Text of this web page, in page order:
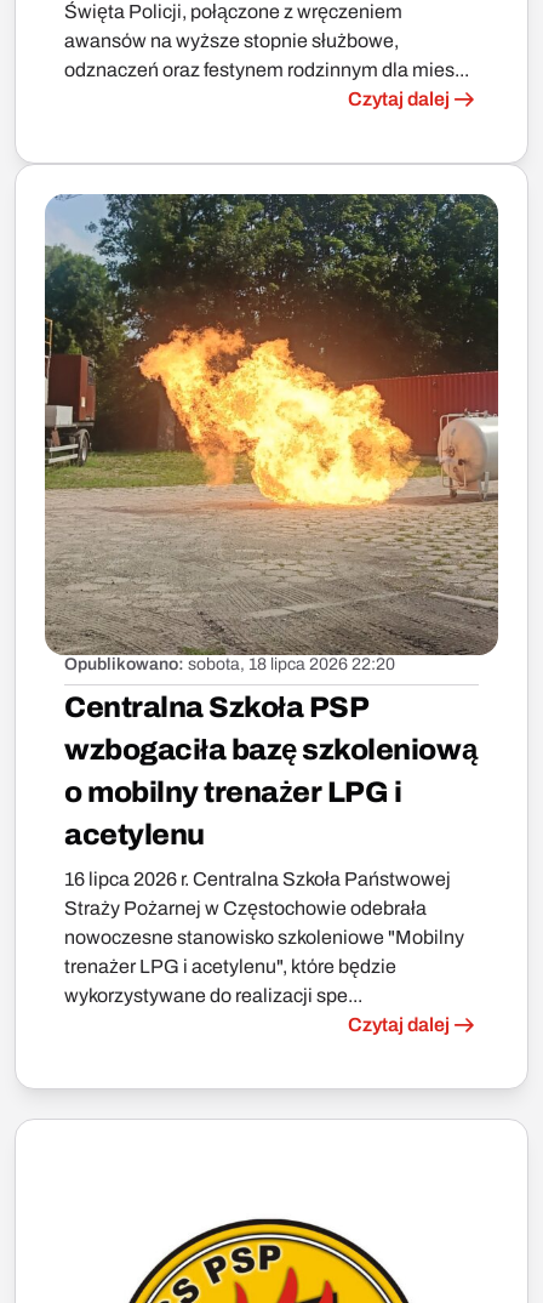
Święta Policji, połączone z wręczeniem
awansów na wyższe stopnie służbowe,
odznaczeń oraz festynem rodzinnym dla mies...
Czytaj dalej
Opublikowano: sobota, 18 lipca 2026 22:20
Centralna Szkoła PSP
wzbogaciła bazę szkoleniową
o mobilny trenażer LPG i
acetylenu
16 lipca 2026 r. Centralna Szkoła Państwowej
Straży Pożarnej w Częstochowie odebrała
nowoczesne stanowisko szkoleniowe "Mobilny
trenażer LPG i acetylenu", które będzie
wykorzystywane do realizacji spe...
Czytaj dalej